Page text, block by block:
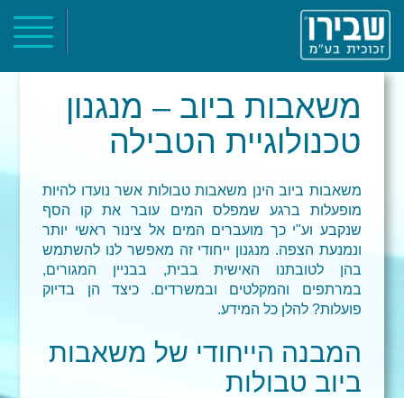
ראשי
אודות
קטלוג מוצרים
פרוייקטים
צור קשר
משאבות ביוב – מנגנון
טכנולוגיית הטבילה
משאבות ביוב הינן משאבות טבולות אשר נועדו להיות
מופעלות ברגע שמפלס המים עובר את קו הסף
שנקבע וע"י כך מועברים המים אל צינור ראשי יותר
ונמנעת הצפה. מנגנון ייחודי זה מאפשר לנו להשתמש
בהן לטובתנו האישית בבית, בבניין המגורים,
במרתפים והמקלטים ובמשרדים. כיצד הן בדיוק
פועלות? להלן כל המידע.
המבנה הייחודי של משאבות
ביוב טבולות